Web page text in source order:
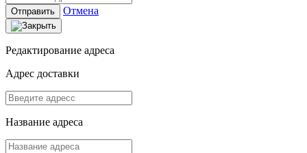
Отправить Отмена
Редактирование адреса
Адрес доставки
Название адреса